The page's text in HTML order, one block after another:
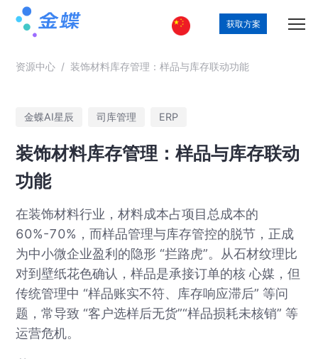
获取方案
资源中心 / 装饰材料库存管理：样品与库存联动功能
金蝶AI星辰 司库管理 ERP
装饰材料库存管理：样品与库存联动
功能
在装饰材料行业，材料成本占项目总成本的
60%-70%，而样品管理与库存管控的脱节，正成
为中小微企业盈利的隐形 “拦路虎”。从石材纹理比
对到壁纸花色确认，样品是承接订单的核 心媒，但
传统管理中 “样品账实不符、库存响应滞后” 等问
题，常导致 “客户选样后无货”“样品损耗未核销” 等
运营危机。